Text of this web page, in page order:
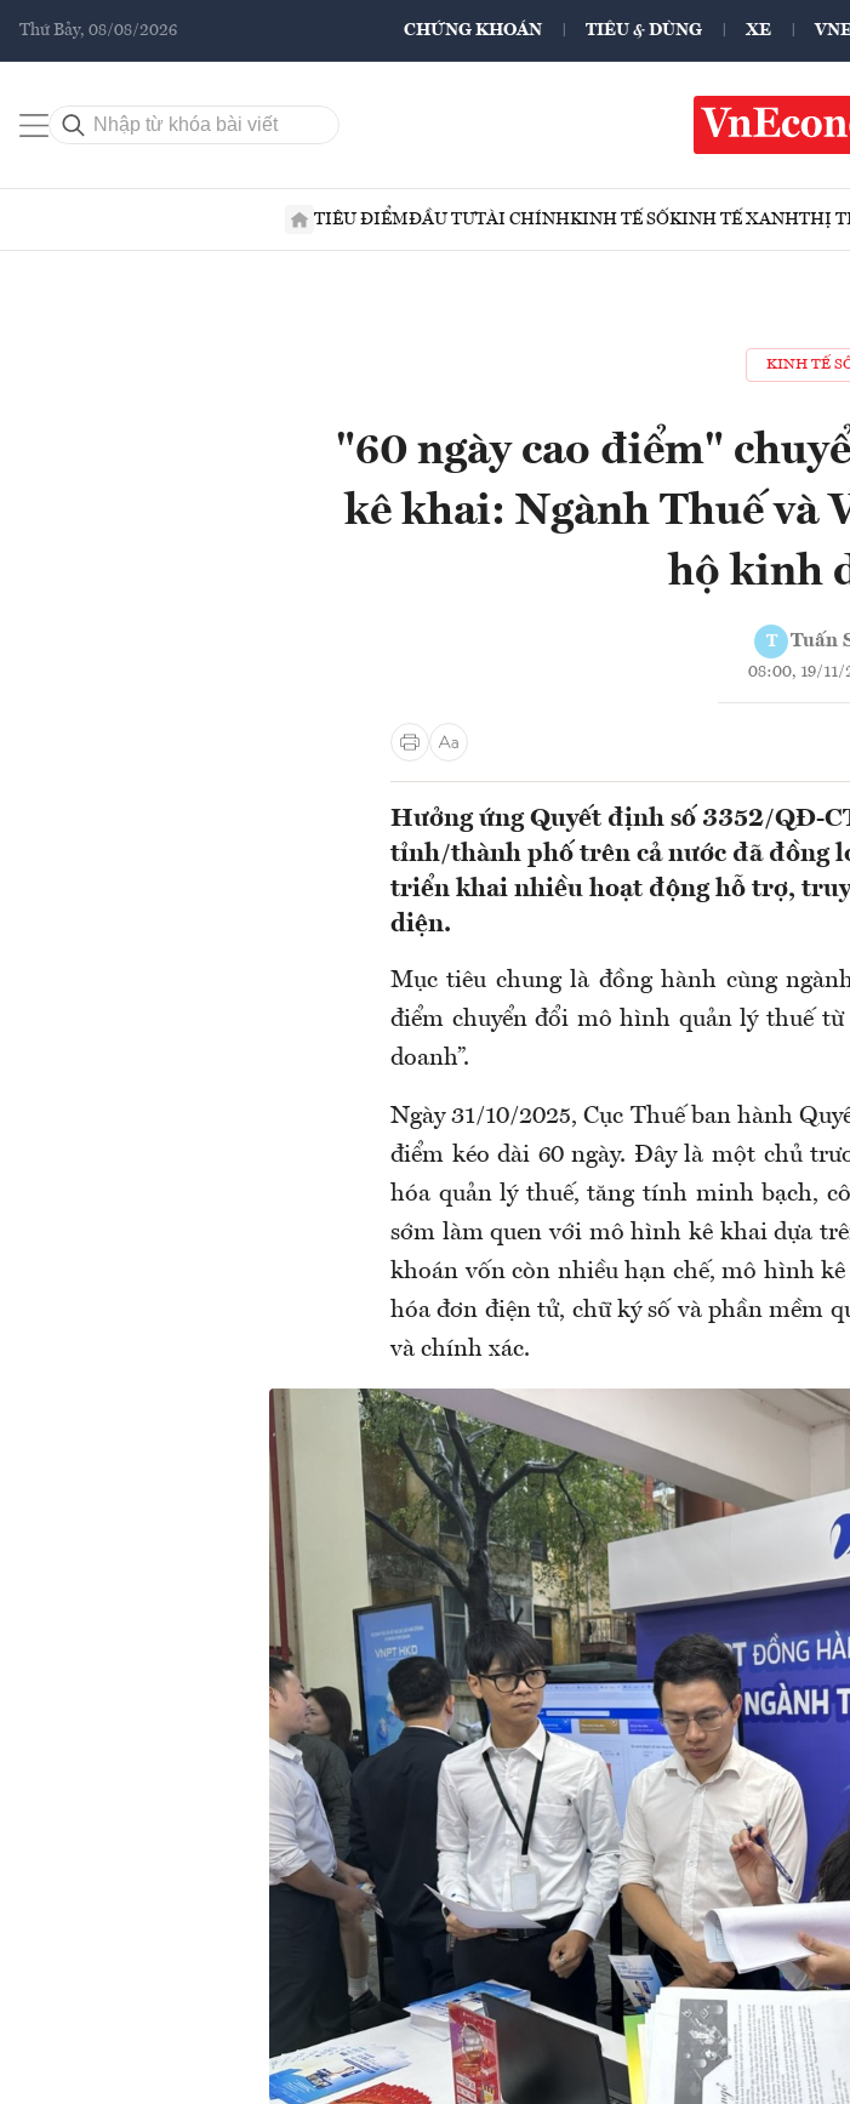
Thứ Bảy, 08/08/2026 CHỨNG KHOÁN TIÊU & DÙNG XE
TIÊU ĐIỂMĐẦU TƯTÀI CHÍNHKINH TẾ SỐKINH TẾ XANHTHỊ
KINH TẾ
"60 ngày cao điểm"
kê khai: Ngành Thuế và
hộ kinh
T Tuấn
08:00, 19/11/
Hưởng ứng Quyết định số 3352/QĐ-
tỉnh/thành phố trên cả nước đã đồng
triển khai nhiều hoạt động hỗ trợ,
diện.
Mục tiêu chung là đồng hành cùng
điểm chuyển đổi mô hình quản lý thuế
doanh”.
Ngày 31/10/2025, Cục Thuế ban hành
điểm kéo dài 60 ngày. Đây là một chủ
hóa quản lý thuế, tăng tính minh bạch,
sớm làm quen với mô hình kê khai dựa
khoán vốn còn nhiều hạn chế, mô hình
hóa đơn điện tử, chữ ký số và phần mềm
và chính xác.